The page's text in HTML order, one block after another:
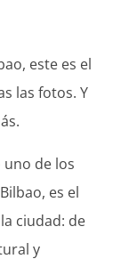
este es el
las fotos. Y
uno de los
es el
ciudad: de
y